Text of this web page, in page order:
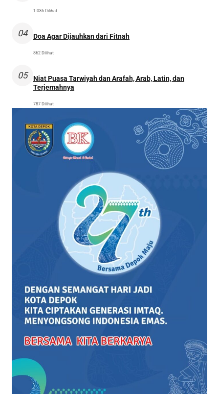
1.036 Dilihat
04 Doa Agar Dijauhkan dari Fitnah
862 Dilihat
05
Niat Puasa Tarwiyah dan Arafah, Arab, Latin, dan
Terjemahnya
787 Dilihat